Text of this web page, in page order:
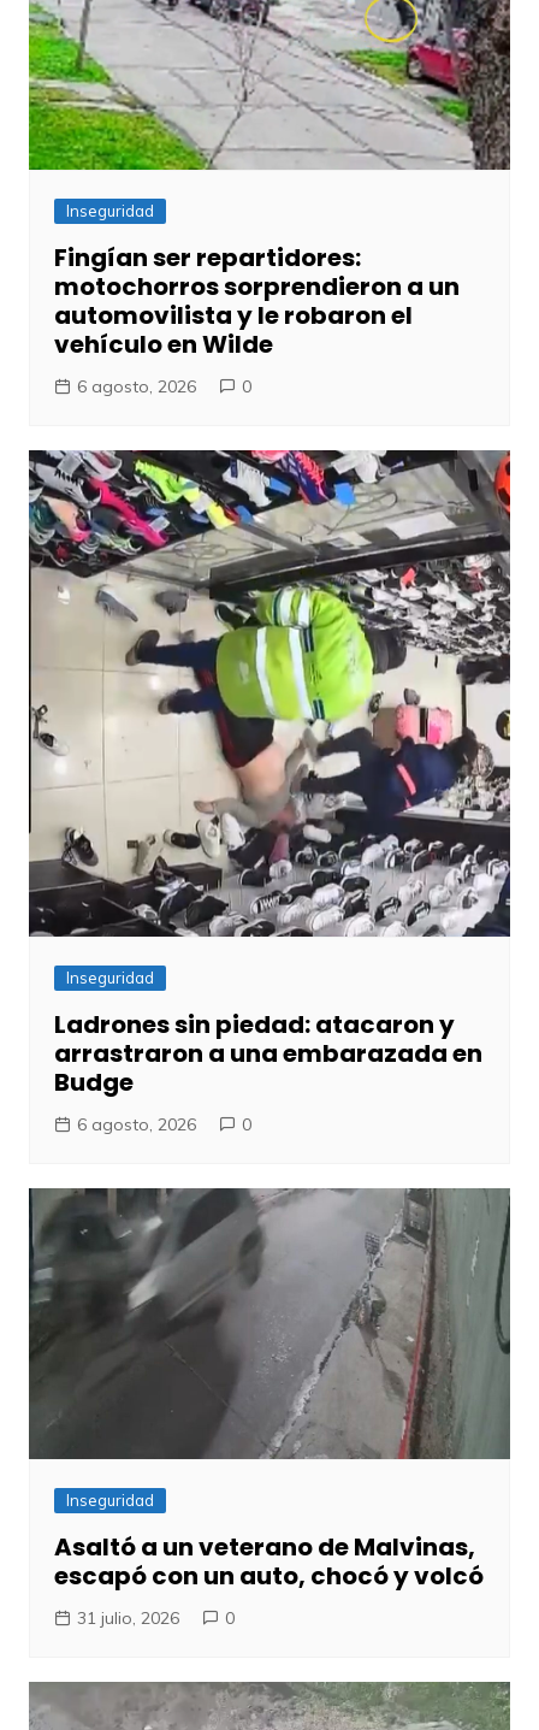
Inseguridad
Fingían ser repartidores:
motochorros sorprendieron a un
automovilista y le robaron el
vehículo en Wilde
6 agosto, 2026 0
Inseguridad
Ladrones sin piedad: atacaron y
arrastraron a una embarazada en
Budge
6 agosto, 2026 0
Inseguridad
Asaltó a un veterano de Malvinas,
escapó con un auto, chocó y volcó
31 julio, 2026 0